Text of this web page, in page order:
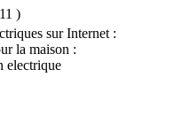
)
sur Internet :
la maison :
electrique